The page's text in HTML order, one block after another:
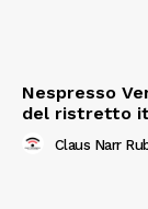
Nespresso
del ristretto
Claus Narr